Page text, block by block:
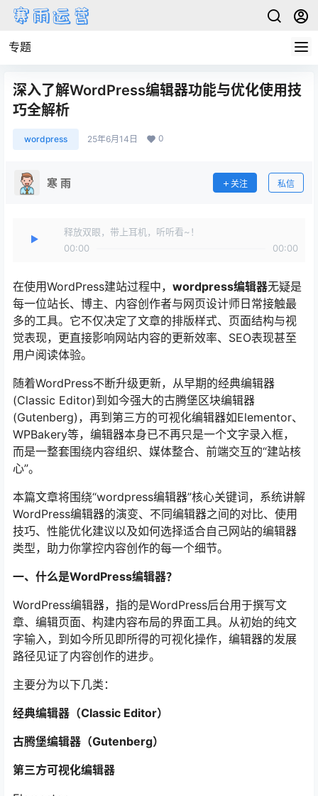
专题
深入了解WordPress编辑器功能与优化使用技
巧全解析
wordpress 25年6月14日 0
寒 雨 关注 私信
释放双眼，带上耳机，听听看~！
00:00
00:00
在使用WordPress建站过程中， wordpress编辑器无疑是
每一位站长、博主、内容创作者与网页设计师日常接触最
多的工具。它不仅决定了文章的排版样式、页面结构与视
觉表现，更直接影响网站内容的更新效率、SEO表现甚至
用户阅读体验。
随着WordPress不断升级更新，从早期的经典编辑器
(Classic Editor)到如今强大的古腾堡区块编辑器
(Gutenberg)，再到第三方的可视化编辑器如Elementor、
WPBakery等，编辑器本身已不再只是一个文字录入框，
而是一整套围绕内容组织、媒体整合、前端交互的“建站核
心”。
本篇文章将围绕“wordpress编辑器”核心关键词，系统讲解
WordPress编辑器的演变、不同编辑器之间的对比、使用
技巧、性能优化建议以及如何选择适合自己网站的编辑器
类型，助力你掌控内容创作的每一个细节。
一、什么是WordPress编辑器？
WordPress编辑器，指的是WordPress后台用于撰写文
章、编辑页面、构建内容布局的界面工具。从初始的纯文
字输入，到如今所见即所得的可视化操作，编辑器的发展
路径见证了内容创作的进步。
主要分为以下几类：
经典编辑器（Classic Editor）
古腾堡编辑器（Gutenberg）
第三方可视化编辑器